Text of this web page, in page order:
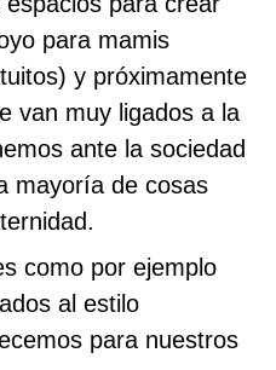
para mamis
y próximamente
van muy ligados a la
ante la sociedad
mayoría de cosas
como por ejemplo
al estilo
para nuestros